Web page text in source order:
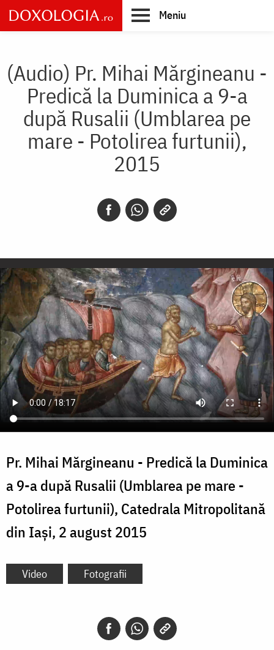
Skip
to
main
Meniu
(Audio) Pr. Mihai Mărgineanu -
Predică la Duminica a 9-a
după Rusalii (Umblarea pe
mare - Potolirea furtunii),
2015
Pr. Mihai Mărgineanu - Predică la Duminica
a 9-a după Rusalii (Umblarea pe mare -
Potolirea furtunii), Catedrala Mitropolitană
din Iași, 2 august 2015
Video Fotografii